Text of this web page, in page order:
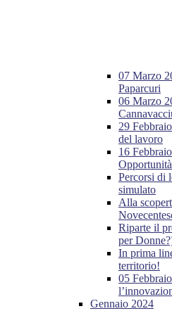
07 Marzo
Paparcuri
06 Marzo
29
del lavoro
16
Percorsi di
simulato
Alla
Riparte il
per
In prima
territorio!
05
Gennaio 2024